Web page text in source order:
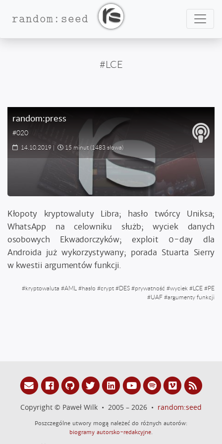
random:seed
#LCE
random:press
#020
14.10.2019 | 15 minut(1483 słowa)
Kłopoty kryptowaluty Libra; hasło twórcy Uniksa;
WhatsApp na celowniku służb; wyciek danych
osobowych Ekwadorczyków; exploit 0-day dla
Androida już wykorzystywany; porada Stuarta Sierry
w kwestii argumentów funkcji.
#kryptowaluta #AML #hasło #crypt#DES#prywatność #wyciek #LCE#PE
#UAF#argumenty funkcji
Copyright © Paweł Wilk • 2005 – 2026 • random:seed
Poszczególne utwory mogą należeć do różnych autorów:
biogramy autorsko-redakcyjne